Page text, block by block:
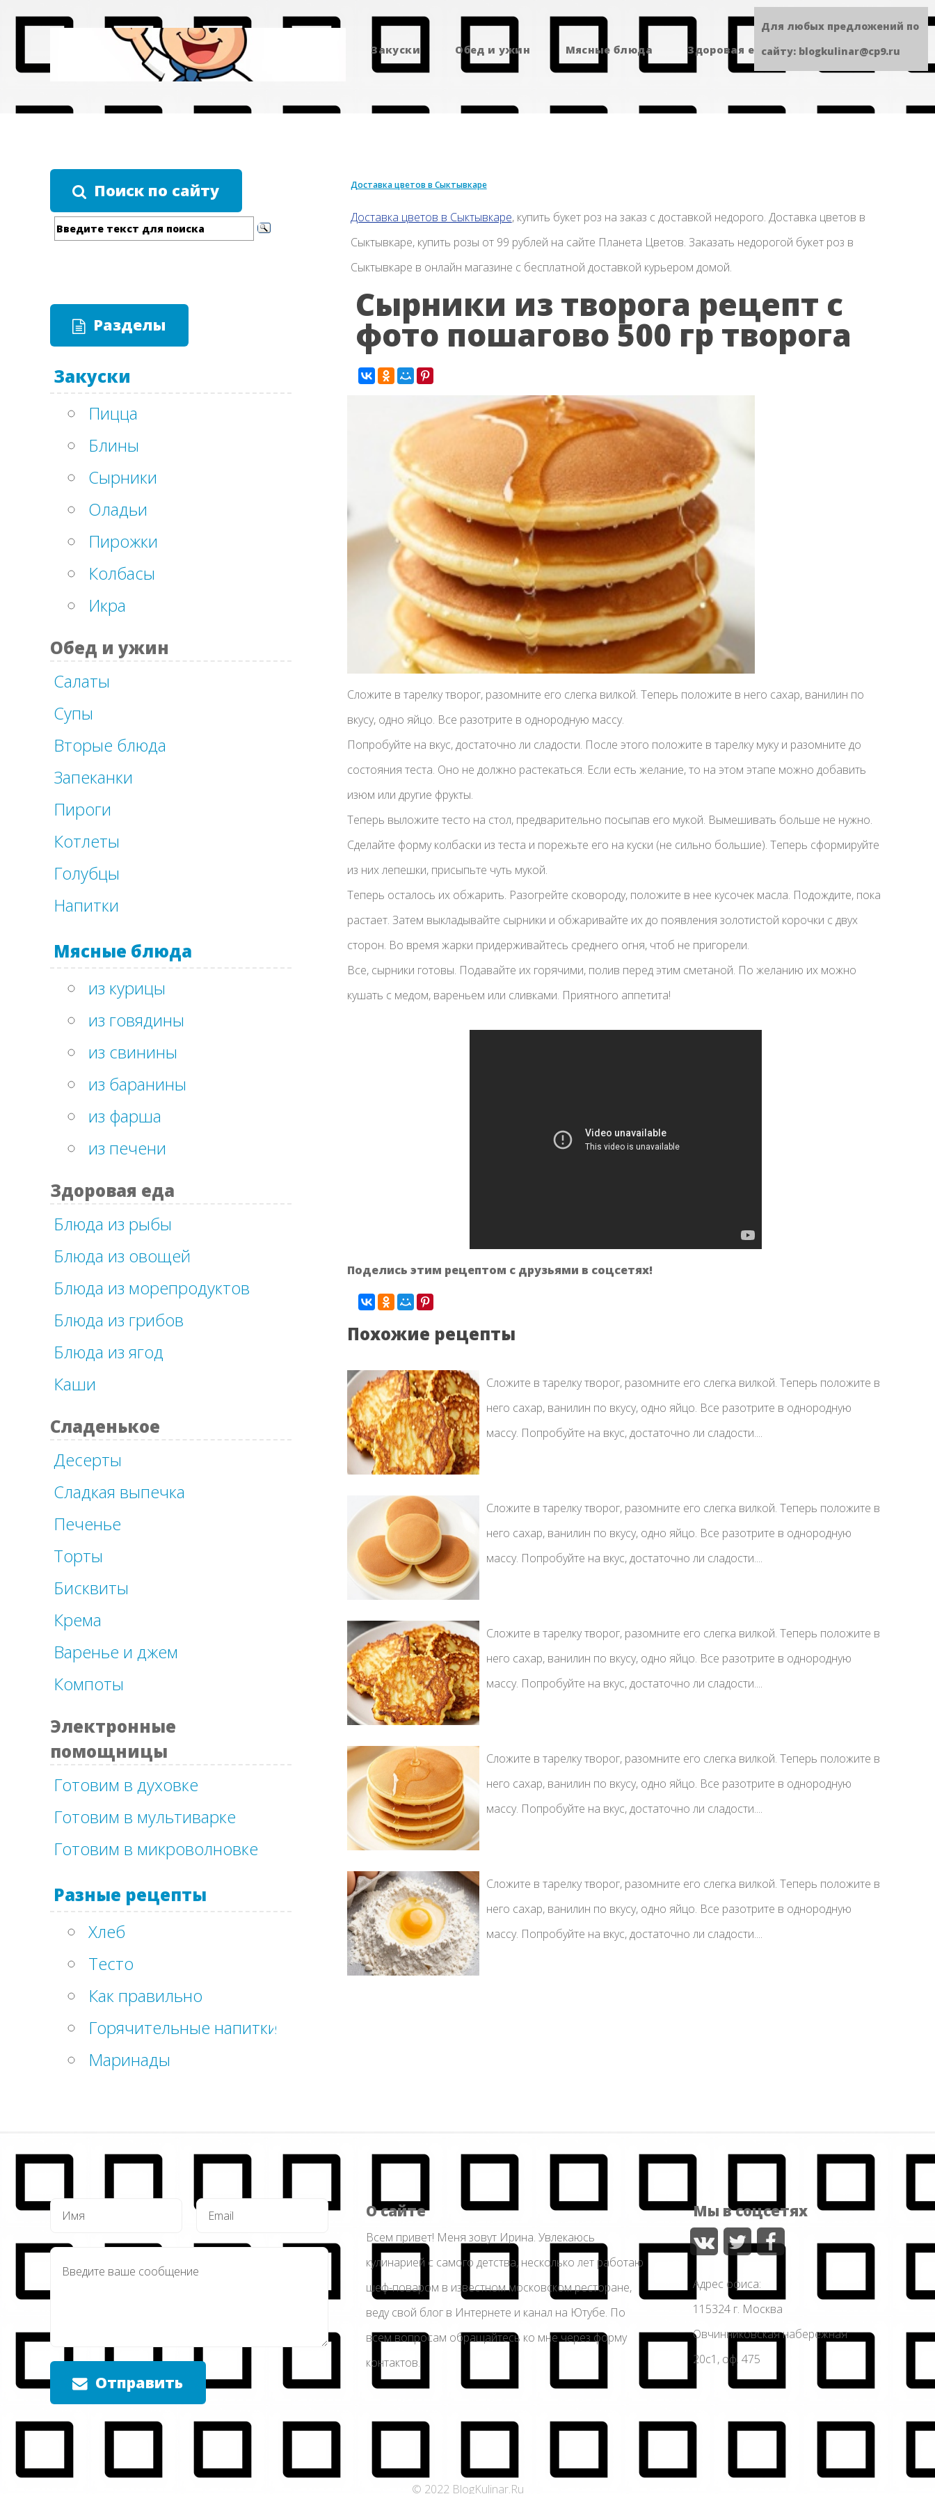
Закуски Обед и ужин Мясные блюда Здоровая еда Сладенькое
Поиск по сайту
Разделы
Закуски
Пицца
Блины
Сырники
Оладьи
Пирожки
Колбасы
Икра
Обед и ужин
Салаты
Супы
Вторые блюда
Запеканки
Пироги
Котлеты
Голубцы
Напитки
Мясные блюда
из курицы
из говядины
из свинины
из баранины
из фарша
из печени
Здоровая еда
Блюда из рыбы
Блюда из овощей
Блюда из морепродуктов
Блюда из грибов
Блюда из ягод
Каши
Сладенькое
Десерты
Сладкая выпечка
Печенье
Торты
Бисквиты
Крема
Варенье и джем
Компоты
Электронные
помощницы
Готовим в духовке
Готовим в мультиварке
Готовим в микроволновке
Разные рецепты
Хлеб
Тесто
Как правильно
Горячительные напитки
Маринады
Доставка цветов в Сыктывкаре
Доставка цветов в Сыктывкаре, купить букет роз на заказ с доставкой недорого. Доставка цветов в
Сыктывкаре, купить розы от 99 рублей на сайте Планета Цветов. Заказать недорогой букет роз в
Сыктывкаре в онлайн магазине с бесплатной доставкой курьером домой.
Сырники из творога рецепт с
фото пошагово 500 гр творога
Сложите в тарелку творог, разомните его слегка вилкой. Теперь положите в него сахар, ванилин по
вкусу, одно яйцо. Все разотрите в однородную массу.
Попробуйте на вкус, достаточно ли сладости. После этого положите в тарелку муку и разомните до
состояния теста. Оно не должно растекаться. Если есть желание, то на этом этапе можно добавить
изюм или другие фрукты.
Теперь выложите тесто на стол, предварительно посыпав его мукой. Вымешивать больше не нужно.
Сделайте форму колбаски из теста и порежьте его на куски (не сильно большие). Теперь сформируйте
из них лепешки, присыпьте чуть мукой.
Теперь осталось их обжарить. Разогрейте сковороду, положите в нее кусочек масла. Подождите, пока
растает. Затем выкладывайте сырники и обжаривайте их до появления золотистой корочки с двух
сторон. Во время жарки придерживайтесь среднего огня, чтоб не пригорели.
Все, сырники готовы. Подавайте их горячими, полив перед этим сметаной. По желанию их можно
кушать с медом, вареньем или сливками. Приятного аппетита!
Поделись этим рецептом с друзьями в соцсетях!
Похожие рецепты
Сложите в тарелку творог, разомните его слегка вилкой. Теперь положите в
него сахар, ванилин по вкусу, одно яйцо. Все разотрите в однородную
массу. Попробуйте на вкус, достаточно ли сладости....
Сложите в тарелку творог, разомните его слегка вилкой. Теперь положите в
него сахар, ванилин по вкусу, одно яйцо. Все разотрите в однородную
массу. Попробуйте на вкус, достаточно ли сладости....
Сложите в тарелку творог, разомните его слегка вилкой. Теперь положите в
него сахар, ванилин по вкусу, одно яйцо. Все разотрите в однородную
массу. Попробуйте на вкус, достаточно ли сладости....
Сложите в тарелку творог, разомните его слегка вилкой. Теперь положите в
него сахар, ванилин по вкусу, одно яйцо. Все разотрите в однородную
массу. Попробуйте на вкус, достаточно ли сладости....
Сложите в тарелку творог, разомните его слегка вилкой. Теперь положите в
него сахар, ванилин по вкусу, одно яйцо. Все разотрите в однородную
массу. Попробуйте на вкус, достаточно ли сладости....
Отправить
О сайте
Всем привет! Меня зовут Ирина. Увлекаюсь
кулинарией с самого детства, несколько лет работаю
шеф-поваром в известном московском ресторане,
веду свой блог в Интернете и канал на Ютубе. По
всем вопросам обращайтесь ко мне через форму
контактов.
Мы в соцсетях
Адрес офиса:
115324 г. Москва
Овчинниковская набережная
20с1, оф. 475
© 2022 BlogKulinar.Ru
Для любых предложений по
сайту: blogkulinar@cp9.ru